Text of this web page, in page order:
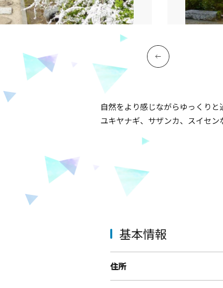
自然をより感じながらゆっくり
ユキヤナギ、サザンカ、スイセン
基本情報
住所